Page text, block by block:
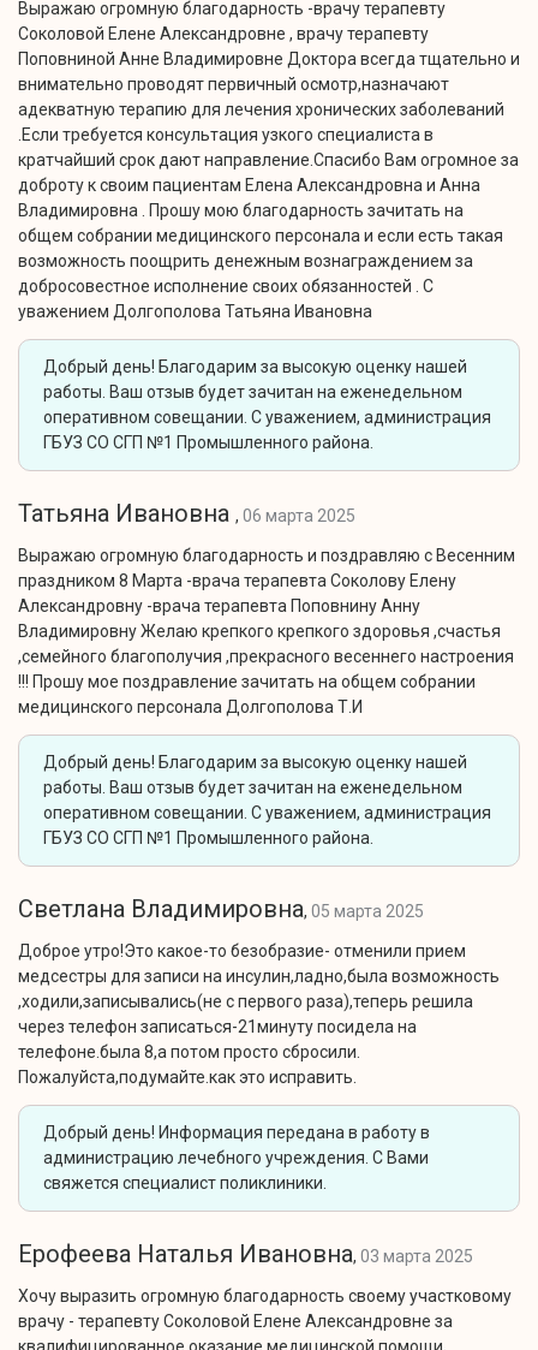
Выражаю огромную благодарность -врачу терапевту
Соколовой Елене Александровне , врачу терапевту
Поповниной Анне Владимировне Доктора всегда тщательно и
внимательно проводят первичный осмотр,назначают
адекватную терапию для лечения хронических заболеваний
.Если требуется консультация узкого специалиста в
кратчайший срок дают направление.Спасибо Вам огромное за
доброту к своим пациентам Елена Александровна и Анна
Владимировна . Прошу мою благодарность зачитать на
общем собрании медицинского персонала и если есть такая
возможность поощрить денежным вознаграждением за
добросовестное исполнение своих обязанностей . С
уважением Долгополова Татьяна Ивановна
Добрый день! Благодарим за высокую оценку нашей
работы. Ваш отзыв будет зачитан на еженедельном
оперативном совещании. С уважением, администрация
ГБУЗ СО СГП №1 Промышленного района.
Татьяна Ивановна , 06 марта 2025
Выражаю огромную благодарность и поздравляю с Весенним
праздником 8 Марта -врача терапевта Соколову Елену
Александровну -врача терапевта Поповнину Анну
Владимировну Желаю крепкого крепкого здоровья ,счастья
,семейного благополучия ,прекрасного весеннего настроения
!!! Прошу мое поздравление зачитать на общем собрании
медицинского персонала Долгополова Т.И
Добрый день! Благодарим за высокую оценку нашей
работы. Ваш отзыв будет зачитан на еженедельном
оперативном совещании. С уважением, администрация
ГБУЗ СО СГП №1 Промышленного района.
Cветлана Владимировна, 05 марта 2025
Доброе утро!Это какое-то безобразие- отменили прием
медсестры для записи на инсулин,ладно,была возможность
,ходили,записывались(не с первого раза),теперь решила
через телефон записаться-21минуту посидела на
телефоне.была 8,а потом просто сбросили.
Пожалуйста,подумайте.как это исправить.
Добрый день! Информация передана в работу в
администрацию лечебного учреждения. С Вами
свяжется специалист поликлиники.
Ерофеева Наталья Ивановна, 03 марта 2025
Хочу выразить огромную благодарность своему участковому
врачу - терапевту Соколовой Елене Александровне за